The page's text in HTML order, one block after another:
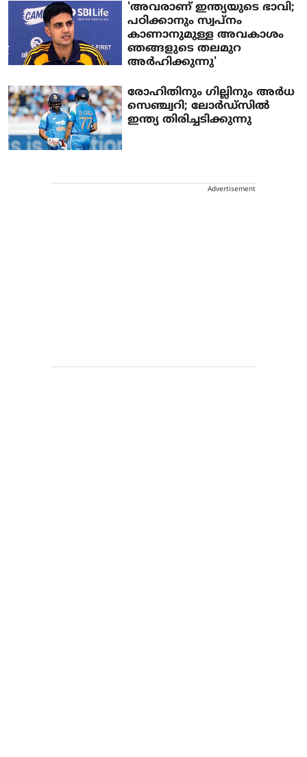
'അവരാണ് ഇന്ത്യയുടെ ഭാവി;
പഠിക്കാനും സ്വപ്‌നം
കാണാനുമുള്ള അവകാശം
ഞങ്ങളുടെ തലമുറ
അര്‍ഹിക്കുന്നു'
രോഹിതിനും ഗില്ലിനും അര്‍ധ
സെഞ്ച്വറി; ലോര്‍ഡ്‌സില്‍
ഇന്ത്യ തിരിച്ചടിക്കുന്നു
Advertisement